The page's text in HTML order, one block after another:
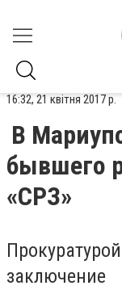
16:32, 21 квітня 2017 р.
В
бывшего
«СРЗ»